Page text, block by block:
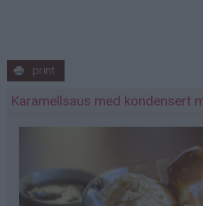
print
Karamellsaus med kondensert